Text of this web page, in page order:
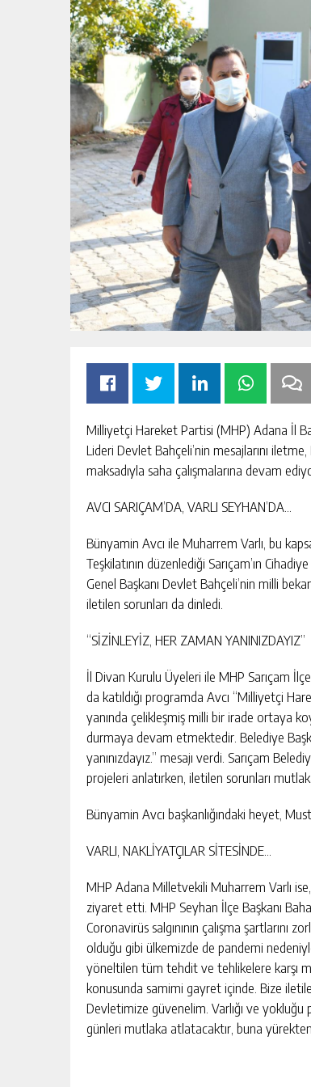
Milliyetçi Hareket Partisi (MHP) Adana İl
Lideri Devlet Bahçeli’nin mesajlarını
maksadıyla saha çalışmalarına devam
AVCI SARIÇAM’DA, VARLI SEYHAN’DA…
Bünyamin Avcı ile Muharrem Varlı, bu
Teşkilatının düzenlediği Sarıçam’ın
Genel Başkanı Devlet Bahçeli’nin milli
iletilen sorunları da dinledi.
“SİZİNLEYİZ, HER ZAMAN YANINIZDAYIZ”
İl Divan Kurulu Üyeleri ile MHP Sarıçam
da katıldığı programda Avcı “Milliyetçi
yanında çelikleşmiş milli bir irade ortaya
durmaya devam etmektedir. Belediye
yanınızdayız.” mesajı verdi. Sarıçam
projeleri anlatırken, iletilen sorunları
Bünyamin Avcı başkanlığındaki heyet,
VARLI, NAKLİYATÇILAR SİTESİNDE…
MHP Adana Milletvekili Muharrem Varlı ise,
ziyaret etti. MHP Seyhan İlçe Başkanı Baha
Coronavirüs salgınının çalışma şartlarını
olduğu gibi ülkemizde de pandemi
yöneltilen tüm tehdit ve tehlikelere karşı
konusunda samimi gayret içinde. Bize
Devletimize güvenelim. Varlığı ve
günleri mutlaka atlatacaktır, buna
İÇIN GÜÇ
GÜNLÜK HABER
GÜNGÖR GEÇER:
SORUNLARIN
YOLU ÜRETIMI
GEÇIYOR.”